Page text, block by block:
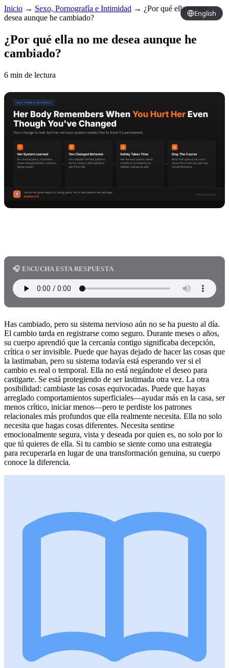
English
Inicio → Sexo, Pornografía e Intimidad → ¿Por qué ella no me
desea aunque he cambiado?
¿Por qué ella no me desea aunque he
cambiado?
6 min de lectura
🎧 ESCUCHA ESTA RESPUESTA
Has cambiado, pero su sistema nervioso aún no se ha puesto al día.
El cambio tarda en registrarse como seguro. Durante meses o años,
su cuerpo aprendió que la cercanía contigo significaba decepción,
crítica o ser invisible. Puede que hayas dejado de hacer las cosas que
la lastimaban, pero su sistema todavía está esperando ver si el
cambio es real o temporal. Ella no está negándote el deseo para
castigarte. Se está protegiendo de ser lastimada otra vez. La otra
posibilidad: cambiaste las cosas equivocadas. Puede que hayas
arreglado comportamientos superficiales—ayudar más en la casa, ser
menos crítico, iniciar menos—pero te perdiste los patrones
relacionales más profundos que ella realmente necesita. Ella no solo
necesita que hagas cosas diferentes. Necesita sentirse
emocionalmente segura, vista y deseada por quien es, no solo por lo
que tú quieres de ella. Si tu cambio se siente como una estrategia
para recuperarla en lugar de una transformación genuina, su cuerpo
conoce la diferencia.